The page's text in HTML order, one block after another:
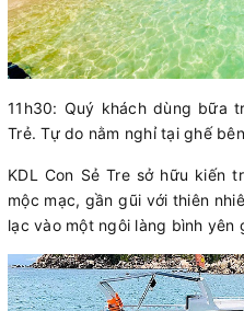
11h30: Quý khách dùng bữa
Trẻ. Tự do nằm nghỉ tại ghế
KDL Con Sẻ Tre sở hữu kiến
mộc mạc, gần gũi với thiên
lạc vào một ngôi làng bình